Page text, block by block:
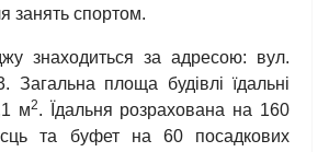
занять спортом.
знаходиться за адресою: вул.
площа будівлі їдальні
м2. Їдальня розрахована на 160
та буфет на 60 посадкових